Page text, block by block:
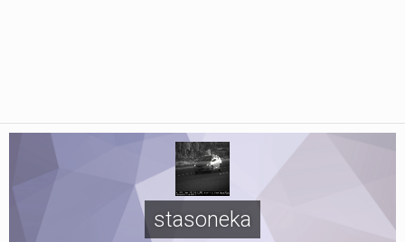
stasoneka